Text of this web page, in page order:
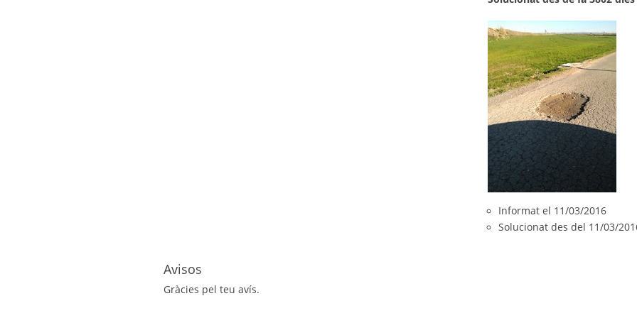
Informat el 11/03/2016
Solucionat des del 11/03/
Avisos
Gràcies pel teu avís.